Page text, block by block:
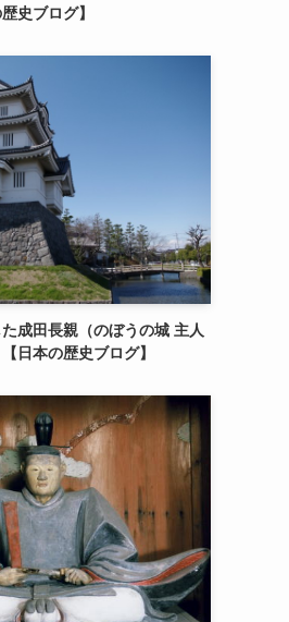
史ブログ】
成田長親（のぼうの城 主人
日本の歴史ブログ】